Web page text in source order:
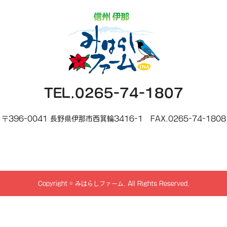
TEL.0265-74-1807
〒396-0041 長野県伊那市西箕輪3416-1 FAX.0265-74-1808
Copyright © みはらしファーム . All Rights Reserved.